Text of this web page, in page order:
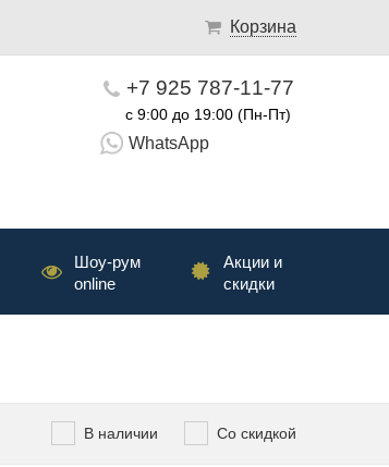
Корзина
+7 925 787-11-77
с 9:00 до 19:00 (Пн-Пт)
WhatsApp
Акции и
скидки
Шоу-рум
online
Со скидкой
В наличии